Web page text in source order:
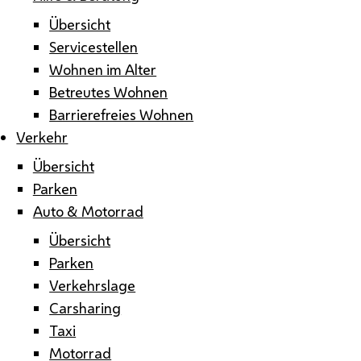
Übersicht
Servicestellen
Wohnen im Alter
Betreutes Wohnen
Barrierefreies Wohnen
Verkehr
Übersicht
Parken
Auto & Motorrad
Übersicht
Parken
Verkehrslage
Carsharing
Taxi
Motorrad